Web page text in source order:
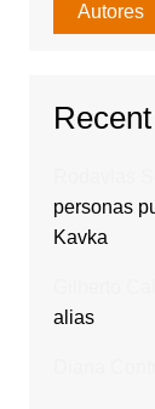
Autores
personas
Kavka
alias